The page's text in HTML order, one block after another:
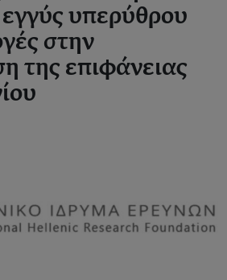
υπερύθρου
στην
της επιφάνειας